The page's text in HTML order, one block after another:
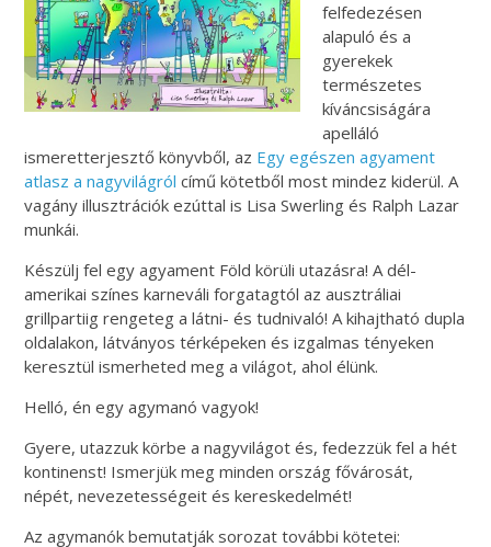
felfedezésen
alapuló és a
gyerekek
természetes
kíváncsiságára
apelláló
ismeretterjesztő könyvből, az Egy egészen agyament
atlasz a nagyvilágról című kötetből most mindez kiderül. A
vagány illusztrációk ezúttal is Lisa Swerling és Ralph Lazar
munkái.
Készülj fel egy agyament Föld körüli utazásra! A dél-
amerikai színes karneváli forgatagtól az ausztráliai
grillpartiig rengeteg a látni- és tudnivaló! A kihajtható dupla
oldalakon, látványos térképeken és izgalmas tényeken
keresztül ismerheted meg a világot, ahol élünk.
Helló, én egy agymanó vagyok!
Gyere, utazzuk körbe a nagyvilágot és, fedezzük fel a hét
kontinenst! Ismerjük meg minden ország fővárosát,
népét, nevezetességeit és kereskedelmét!
Az agymanók bemutatják sorozat további kötetei: